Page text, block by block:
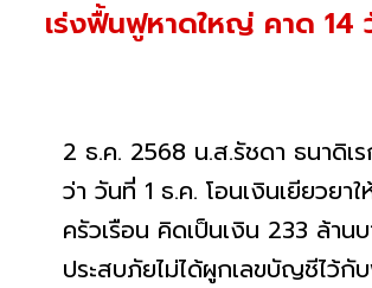
เร่งฟื้นฟูหาดใหญ่ คาด 14
2 ธ.ค. 2568 น.ส.รัชดา ธนาดิ
ว่า วันที่ 1 ธ.ค. โอนเงินเยียวย
ครัวเรือน คิดเป็นเงิน 233 ล้า
ประสบภัยไม่ได้ผูกเลขบัญชีไว้กั